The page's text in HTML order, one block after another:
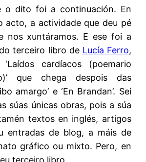
o dito foi a continuación. En
acto, a actividade que deu pé
nos xuntáramos. E ese foi a
terceiro libro de Lucía Ferro,
cardíacos (poemario
que chega despois das
amargo’ e ‘En Brandan’. Sei
súas únicas obras, pois a súa
textos en inglés, artigos
entradas de blog, a máis de
gráfico ou mixto. Pero, en
terceiro libro.